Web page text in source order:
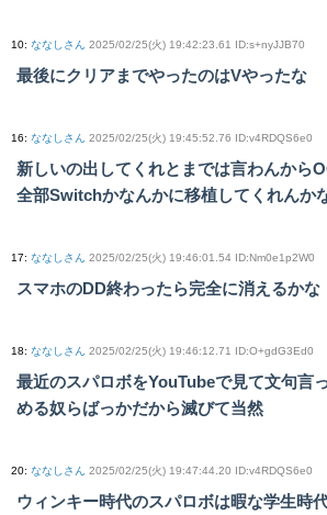
10: ななしさん 2025/02/25(火) 19:42:23.61 ID:s+nyJJB70
最後にクリアまでやったのはVやったな
16: ななしさん 2025/02/25(火) 19:45:52.76 ID:v4RDQS6e0
新しいの出してくれとまでは言わんから
全部Switchかなんかに移植してくれんか
17: ななしさん 2025/02/25(火) 19:46:01.54 ID:Nm0e1p2W0
スマホのDD終わったら完全に消えるかな
18: ななしさん 2025/02/25(火) 19:46:12.71 ID:O+gdG3Ed0
最近のスパロボをYouTubeで見て文句言
める奴らばっかだから滅びて当然
20: ななしさん 2025/02/25(火) 19:47:44.20 ID:v4RDQS6e0
ウィンキー時代のスパロボは暇な学生時